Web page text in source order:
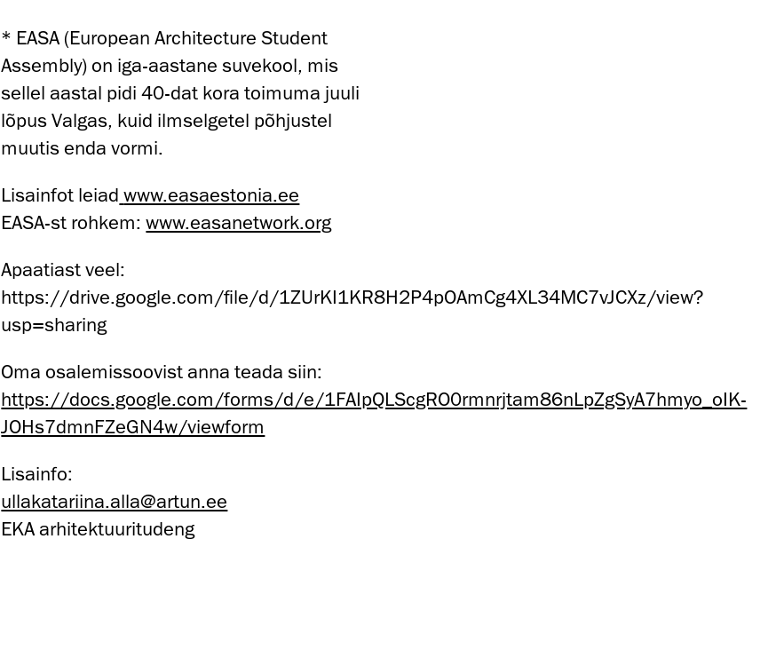
* EASA (European Architecture Student
Assembly) on iga-aastane suvekool, mis
sellel aastal pidi 40-dat kora toimuma juuli
lõpus Valgas, kuid ilmselgetel põhjustel
muutis enda vormi.
Lisainfot leiad www.easaestonia.ee
EASA-st rohkem:www.easanetwork.org
Apaatiast veel:
https://drive.google.com/file/d/1ZUrKI1KR8H2P4pOAmCg4XL34MC7vJCXz/view?
usp=sharing
Oma osalemissoovist anna teada siin:
https://docs.google.com/forms/d/e/1FAIpQLScgRO0rmnrjtam86nLpZgSyA7hmyo_oIK-
JOHs7dmnFZeGN4w/viewform
Lisainfo:
ullakatariina.alla@artun.ee
EKA arhitektuuritudeng